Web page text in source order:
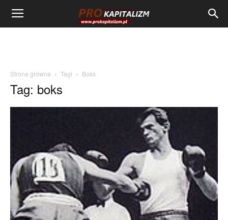
Strona główna Tagi Boks
Tag: boks